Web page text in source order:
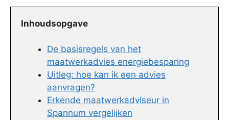
Inhoudsopgave
De basisregels van het
maatwerkadvies energiebesparing
Uitleg: hoe kan ik een advies
aanvragen?
Erkende maatwerkadviseur in
Spannum vergelijken